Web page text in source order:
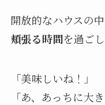
開放的なハウスの中
頬張る時間を過ご
「美味しいね！」
「あ、あっちに大